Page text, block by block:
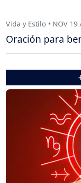
Vida y Estilo • NOV 19
Oración para